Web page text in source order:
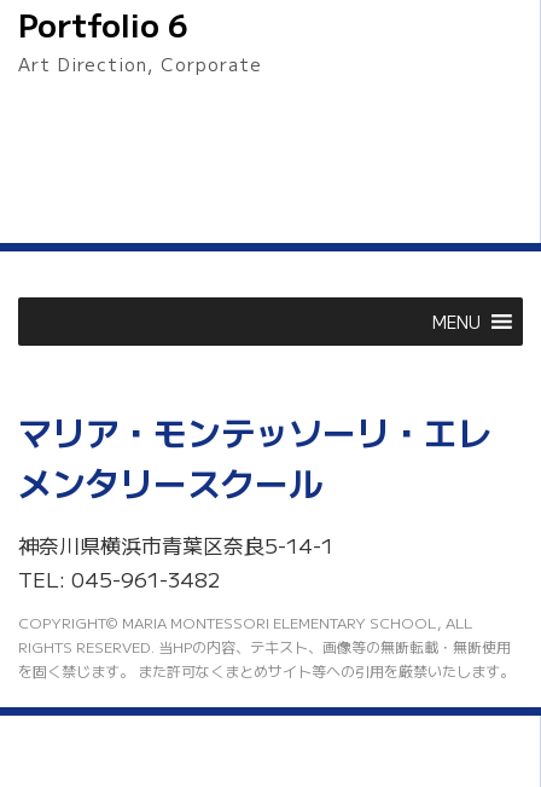
Portfolio 6
Art Direction, Corporate
MENU
マリア・モンテッソーリ・エレ
メンタリースクール
神奈川県横浜市青葉区奈良5-14-1
TEL: 045-961-3482
COPYRIGHT© MARIA MONTESSORI ELEMENTARY SCHOOL, ALL
RIGHTS RESERVED. 当HPの内容、テキスト、画像等の無断転載・無断使用
を固く禁じます。 また許可なくまとめサイト等への引用を厳禁いたします。